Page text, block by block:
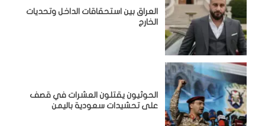
‏العراق بين استحقاقات الداخل وتحديات
الخارج
الحوثيون يقتلون العشرات في قصف
على تحشيدات سعودية باليمن